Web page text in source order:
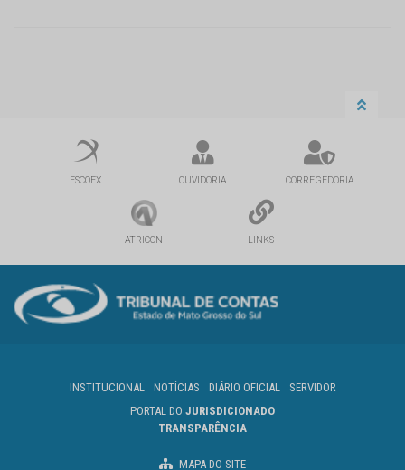
ESCOEX OUVIDORIA CORREGEDORIA
ATRICON LINKS
INSTITUCIONAL NOTÍCIAS DIÁRIO OFICIAL
SERVIDOR
PORTAL DO JURISDICIONADO
TRANSPARÊNCIA
MAPA DO SITE